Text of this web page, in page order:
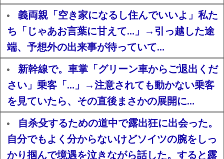
義両親「空き家になるし住んでいいよ」私た
ち「じゃあお言葉に甘えて…」→引っ越した途
端、予想外の出来事が待っていて…
新幹線で。車掌「グリーン車からご退出くだ
さい」乗客「…」→注意されても動かない乗客
を見ていたら、その直後まさかの展開に…
自杀殳するための道中で露出狂に出会った。
自分でもよく分からないけどソイツの腕をしっ
かり掴んで境遇を泣きながら話した。すると露